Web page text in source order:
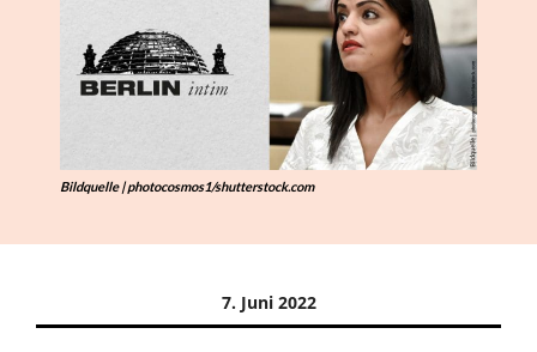
Bildquelle | photocosmos1/shutterstock.com
7. Juni 2022